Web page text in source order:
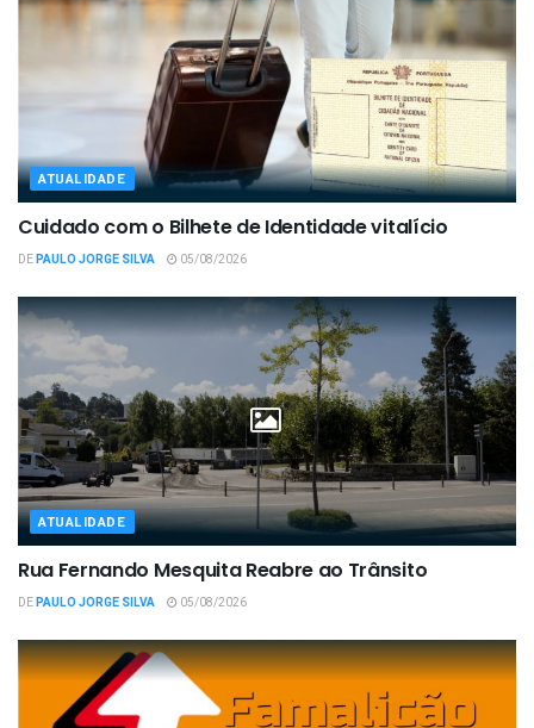
ATUALIDADE
Cuidado com o Bilhete de Identidade vitalício
DEPAULO JORGE SILVA 05/08/2026
ATUALIDADE
Rua Fernando Mesquita Reabre ao Trânsito
DEPAULO JORGE SILVA 05/08/2026